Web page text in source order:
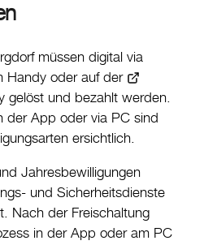
müssen digital via
Handy oder auf der
gelöst und bezahlt werden.
der App oder via PC sind
ersichtlich.
Jahresbewilligungen
und Sicherheitsdienste
Nach der Freischaltung
in der App oder am PC